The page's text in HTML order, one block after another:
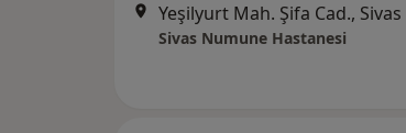
Yeşilyurt Mah. Şifa Cad., Sivas
Sivas Numune Hastanesi